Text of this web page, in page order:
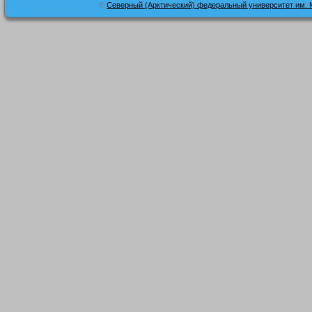
© Северный (Арктический) федеральный университет